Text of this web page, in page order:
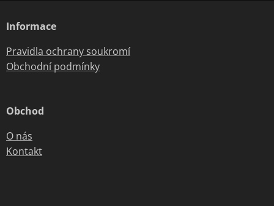
Informace
Pravidla ochrany soukromí
Obchodní podmínky
Obchod
O nás
Kontakt